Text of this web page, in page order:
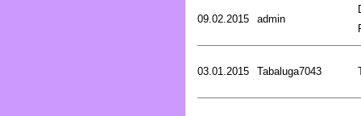
09.02.2015 admin
03.01.2015 Tabaluga7043